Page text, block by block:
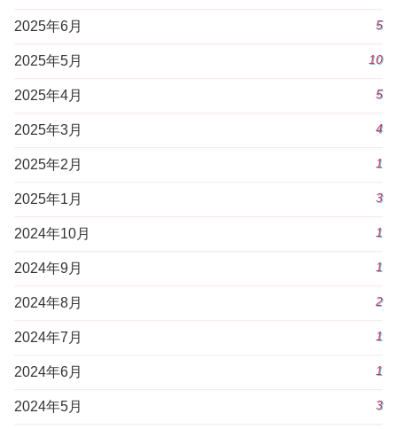
2025年6月 5
2025年5月 10
2025年4月 5
2025年3月 4
2025年2月 1
2025年1月 3
2024年10月 1
2024年9月 1
2024年8月 2
2024年7月 1
2024年6月 1
2024年5月 3